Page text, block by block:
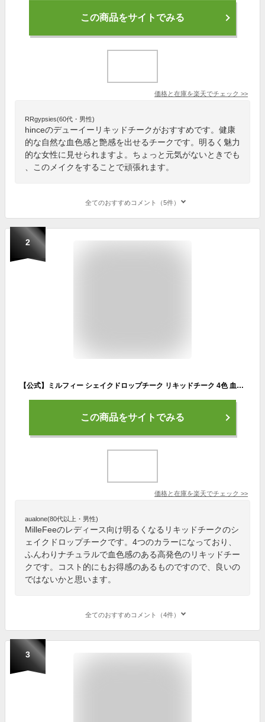
この商品をサイトでみる
価格と在庫を楽天でチェック >>
RRgypsies(60代・男性)
hinceのデューイーリキッドチークがおすすめです。健康
的な自然な血色感と艶感を出せるチークです。明るく魅力
的な女性に見せられますよ。ちょっと元気がないときでも
、このメイクをすることで頑張れます。
全てのおすすめコメント（5件）
2
【公式】ミルフィー シェイクドロップチーク リキッドチーク 4色 血色感 ふんわり ナチュラル スポンジブラシ 中顔面短縮ポンポン ブラッシュムース クリームチーク 透明感 多幸感 チーク イエベ ブルべ 高発色 人気 MilleFee
この商品をサイトでみる
価格と在庫を楽天でチェック >>
aualone(80代以上・男性)
MilleFeeのレディース向け明るくなるリキッドチークのシ
ェイクドロップチークです。4つのカラーになっており、
ふんわりナチュラルで血色感のある高発色のリキッドチー
クです。コスト的にもお得感のあるものですので、良いの
ではないかと思います。
全てのおすすめコメント（4件）
3